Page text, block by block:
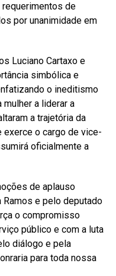
requerimentos de
por unanimidade em
Luciano Cartaxo e
simbólica e
o ineditismo
a liderar a
a trajetória da
exerce o cargo de vice-
oficialmente a
de aplauso
Ramos e pelo deputado
o compromisso
público e com a luta
diálogo e pela
para toda nossa